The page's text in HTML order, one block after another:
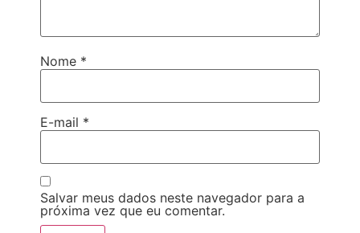
Nome *
E-mail *
Salvar meus dados neste navegador para a
próxima vez que eu comentar.